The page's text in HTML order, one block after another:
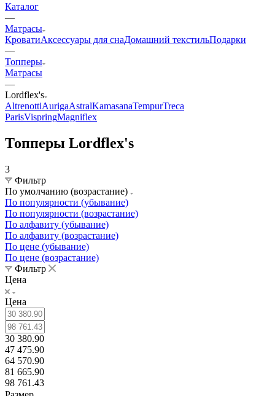
Каталог
—
Матрасы
КроватиАксессуары для снаДомашний текстильПодарки
—
Топперы
Матрасы
—
Lordflex's
AltrenottiAurigaAstralKamasanaTempurTreca
ParisVispringMagniflex
Топперы Lordflex's
3
Фильтр
По умолчанию (возрастание)
По популярности (убывание)
По популярности (возрастание)
По алфавиту (убывание)
По алфавиту (возрастание)
По цене (убывание)
По цене (возрастание)
Фильтр
Цена
Цена
30 380.90
47 475.90
64 570.90
81 665.90
98 761.43